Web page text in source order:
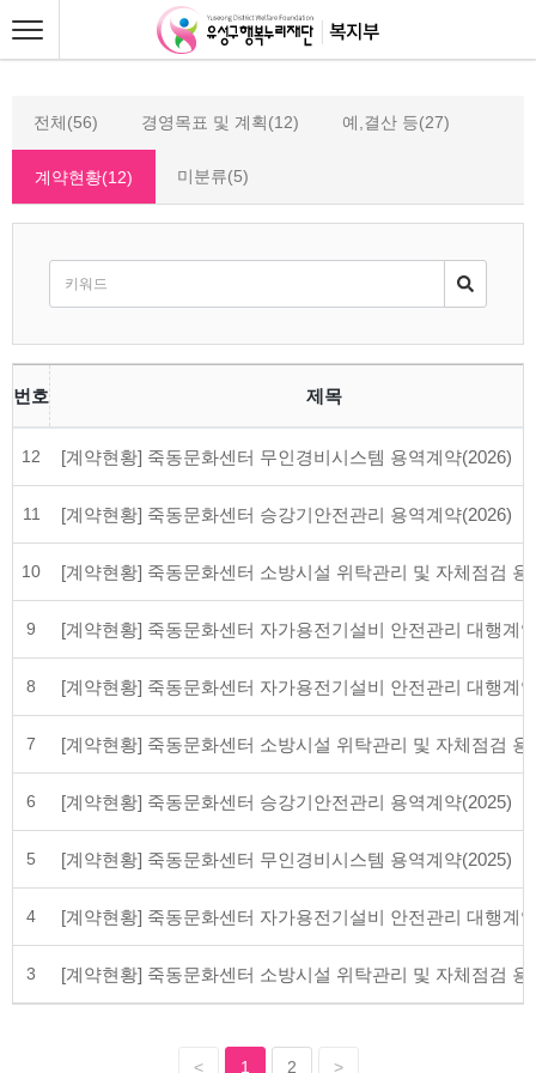
전체(56) 경영목표 및 계획(12) 예,결산 등(27)
계약현황(12) 미분류(5)
번호 제목
12 [계약현황] 죽동문화센터 무인경비시스템 용역계약(2026)
11 [계약현황] 죽동문화센터 승강기안전관리 용역계약(2026)
10 [계약현황] 죽동문화센터 소방시설 위탁관리 및 자체점검 용
9 [계약현황] 죽동문화센터 자가용전기설비 안전관리 대행계
8 [계약현황] 죽동문화센터 자가용전기설비 안전관리 대행계
7 [계약현황] 죽동문화센터 소방시설 위탁관리 및 자체점검 용
6 [계약현황] 죽동문화센터 승강기안전관리 용역계약(2025)
5 [계약현황] 죽동문화센터 무인경비시스템 용역계약(2025)
4 [계약현황] 죽동문화센터 자가용전기설비 안전관리 대행계
3 [계약현황] 죽동문화센터 소방시설 위탁관리 및 자체점검 용
< 1 2 >